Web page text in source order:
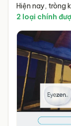
Hiện nay, tròng
2 loại chính